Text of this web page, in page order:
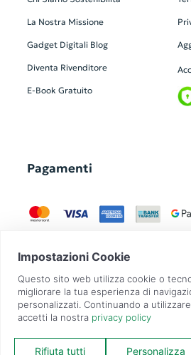
La Nostra Missione
Gadget Digitali Blog
Diventa Rivenditore
E-Book Gratuito
Pagamenti
GadgetZilla è un Brand di Overbi S.r.l.|
i diritti riservati | P.IVA: